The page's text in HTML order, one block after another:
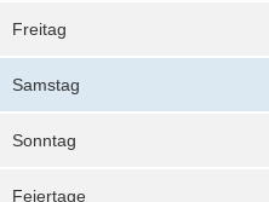
Freitag
Samstag
Sonntag
Feiertage